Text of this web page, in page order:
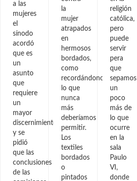
a las
mujeres
el
sínodo
acordó
que es
un
asunto
que
requiere
un
mayor
discernimiento
y se
pidió
que las
conclusiones
de las
la
mujer
atrapados
en
hermosos
bordados,
como
recordándonos
lo que
nunca
más
deberíamos
permitir.
Los
textiles
bordados
o
pintados
religión
católica,
pero
puede
servir
pera
que
sepamos
un
poco
más de
lo que
ocurre
en la
sala
Paulo
VI,
donde